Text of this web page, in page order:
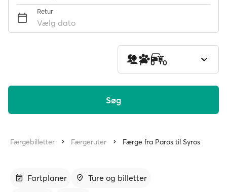
Retur
Vælg dato
1 0 0
Søg
Færgebilletter Færgeruter Færge fra Paros til Syros
Fartplaner
Ture og billetter